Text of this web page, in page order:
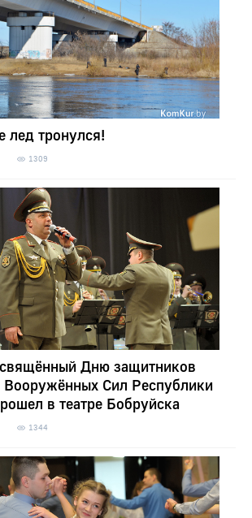
лед тронулся!
1309
Дню защитников
Вооружённых Сил Республики
в театре Бобруйска
1344